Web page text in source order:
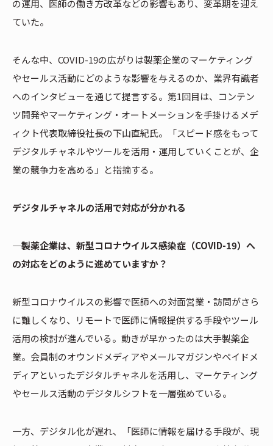
の運用、医師の働き方改革などの影響もあり、変革期を迎え
ていた。
そんな中、COVID-19の広がりは製薬企業のマーケティング
やセールス活動にどのような影響を与えるのか、業界有識者
へのインタビューを通じて提言する。第1回目は、コンテン
ツ開発やマーケティング・オートメーションを手掛けるメデ
ィクト代表取締役社長の下山直紀氏。「スピード感をもって
デジタルチャネルやツールを活用・運用していくことが、企
業の競争力を高める」と指摘する。
デジタルチャネルの活用で対応が分かれる
―― 製薬企業は、新型コロナウイルス感染症（COVID-19）へ
の対応をどのように進めていますか？
新型コロナウイルスの影響で医師への対面営業・訪問がさら
に難しくなり、リモートで医師に情報提供する手段やツール
活用の検討が進んでいる。動きが早かったのは大手製薬企
業。会員制のオウンドメディアやメールマガジンやペイドメ
ディアといったデジタルチャネルを活用し、マーケティング
やセールス活動のデジタルシフトを一層強めている。
一方、デジタル化が遅れ、「医師に情報を届ける手段が、現